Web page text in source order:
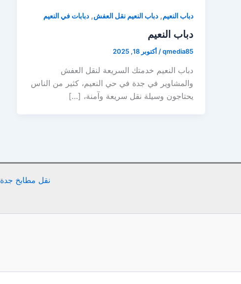
دباب النعيم, دباب النعيم نقل العفش, دبابات في النعيم
دباب النعيم
qmedia85
/أكتوبر 18, 2025
دباب النعيم خدمتك السريعة لنقل العفش
والمشاوير في جدة في حي النعيم، كثير من الناس
يحتاجون وسيلة نقل سريعة وآمنة، […]
نقل مطابخ جدة